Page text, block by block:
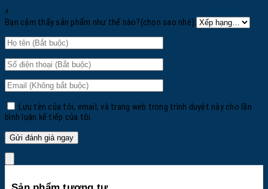
+
Bạn cảm thấy sản phẩm như thế nào?(chọn sao nhé):
Lưu tên của tôi, email, và trang web trong trình duyệt này cho lần
bình luận kế tiếp của tôi.